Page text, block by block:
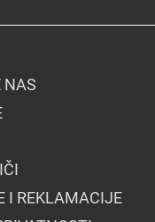
NAS
I REKLAMACIJE